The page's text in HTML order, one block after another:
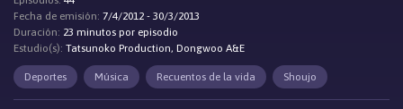
Fecha de emisión: 7/4/2012 - 30/3/2013
Duración: 23 minutos por episodio
Estudio(s): Tatsunoko Production, Dongwoo A&E
Deportes Música Recuentos de la vida Shoujo